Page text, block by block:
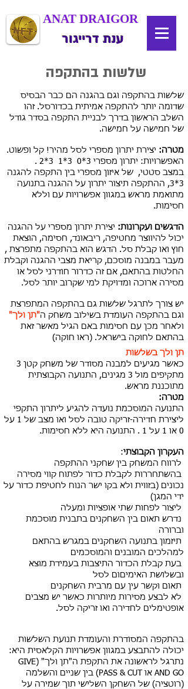
ANAT DRAIGOR
ענת דרייגור
שלשות בהתקפה
שלשות בהתקפה וגם בהגנה הם כבר הבסיס
שדומה יותר להתקפה אמיתית בכדורסל. זהו
השלב הראשון בדרך לבניית התקפה בסדר גודל
של חמישה על חמישה.
מטרה: יצירת יתרון מספרי לסל מהיר! קל ופשוט.
האפשרויות: יתרון מספרי 3*0 3*1 3*2 .
במצב סטטי, של איזון מספרי בין התקפה להגנה
3*3, ההתקפה תיצור יתרון על ההגנה בתנועה
מתואמת מראש במגוון אפשרויות עם וללא
חסימות.
הדגשים ועקרונות: יצירת יתרון מספרי על ההגנה
יכול להיווצר מחטיפה, ריבאונד, חסימה, הוצאת
חוץ ואו קבלת סל. הדגש הוא בהתקפה מתפרצת ,
מעבר במבנה מוסכם, קריאת מצבי ההגנה וקבלת
החלטות בהתאם, אם זה כדרור חודרני לסל או
מסירה ארוכה ומדויקת למי שקרוב יותר לסל.
יש צורך לתרגל שלשות גם בהתקפה המתפרצת
וגם בהתקפה העומדת בשילוב משחק ה"תן ולך"
ולאחר מכן עם חסימות באם הגיל מאשר זאת
בהתאם לחוקה בישראל. (ראו חוקה)
תן ולך בשלשות
כאשר מגיעים למבנה מסודר של משחק קטן 3
מתקיפים מול 3 מגינים, התנועה הקבוצתית
מתוכננת מראש.
מטרה:
התנועה המוסכמת נועדה להגיע ליתרון התקפי
ליצירת חדירה-זריקה טובה לסל ואו מצב של 1 על
0 או 1 על 1 . התנועה היא ללא חסימות.
העקרון הקבוצתי:
לרווח המשחק בין שחקני ההתקפה
בהשתחררות לקבלת כדור לפתוח קווי מסירה
נכונים (בזווית ולא בקו ישר הנוח לחטיפת כדור על
ידי המגן)
ליצור לפחות שתי אופציות ומעלה
נדרש תאום בין השחקנים בתבנית מוסכמת
וברורה
תיזמון בתנועה השחקנים במגרש בהתאם
למהלכים המובנים והמוסכמים
בעת קבלת הכדור התיצבות בעמידת מוצא
ובשלושת האימיםום לסל
תאום וקשר עין עם מרבית השחקנים
לא לבצע מסירות מיותרות כאשר יש מצבים
אופטימלים לחדירה ואו זריקה לסל.
בהתקפה המסודרת והעומדת תנועת השלשות
יכולה להתבצע במגוון אפשרויות הקלאסית היא:
נתרגל לראשונה את התקפת ה"תן ולך" (GIVE
AND GO או PASS & CUT) בין שניים והשלמה
(רוטציה) של השחקן השלישי תוך שמירה על